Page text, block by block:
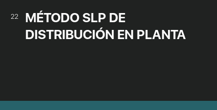
22
MÉTODO SLP DE
DISTRIBUCIÓN EN PLANTA